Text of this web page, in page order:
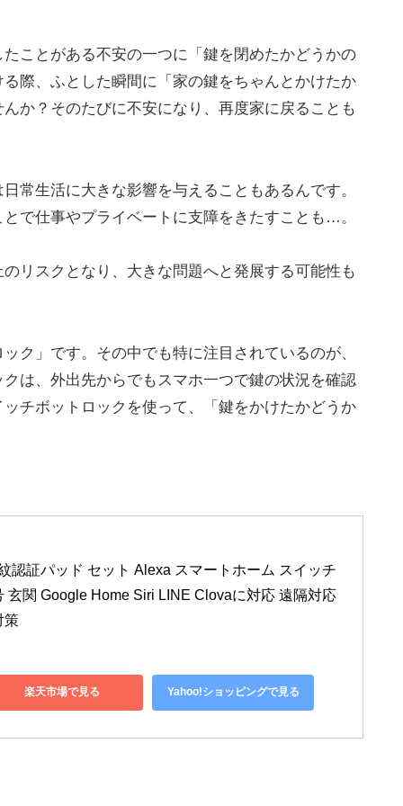
ことがある不安の一つに「鍵を閉めたかどうかの
際、ふとした瞬間に「家の鍵をちゃんとかけたか
か？そのたびに不安になり、再度家に戻ることも
常生活に大きな影響を与えることもあるんです。
で仕事やプライベートに支障をきたすことも…。
リスクとなり、大きな問題へと発展する可能性も
ク」です。その中でも特に注目されているのが、
は、外出先からでもスマホ一つで鍵の状況を確認
チボットロックを使って、「鍵をかけたかどうか
認証パッド セット Alexa スマートホーム スイッチ
玄関 Google Home Siri LINE Clovaに対応 遠隔対応
策
楽天市場で見る Yahoo!ショッピングで見る